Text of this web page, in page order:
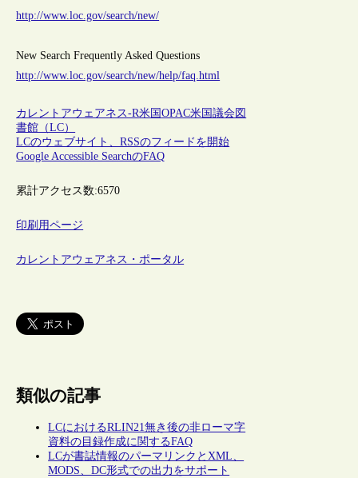
http://www.loc.gov/search/new/
New Search Frequently Asked Questions
http://www.loc.gov/search/new/help/faq.html
カレントアウェアネス-R米国OPAC米国議会図
書館（LC）
LCのウェブサイト、RSSのフィードを開始
Google Accessible SearchのFAQ
累計アクセス数:6570
印刷用ページ
カレントアウェアネス・ポータル
類似の記事
LCにおけるRLIN21無き後の非ローマ字
資料の目録作成に関するFAQ
LCが書誌情報のパーマリンクとXML、
MODS、DC形式での出力をサポート